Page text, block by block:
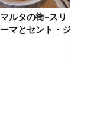
マルタの街~スリ
ーマとセント・ジ